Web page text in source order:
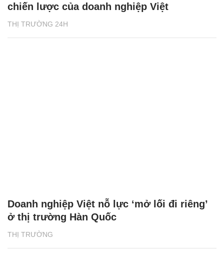
THỊ TRƯỜNG 24H
chiến lược của doanh nghiệp Việt
THỊ TRƯỜNG
Doanh nghiệp Việt nỗ lực ‘mở lối đi riêng’
ở thị trường Hàn Quốc